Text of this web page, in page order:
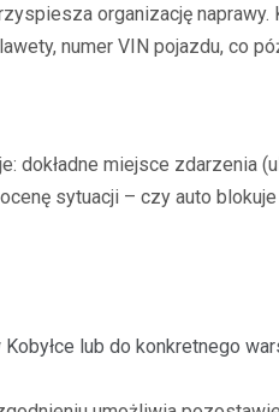
organizację
numer VIN pojazdu, co
miejsce zdarzenia
sytuacji – czy auto
lub do konkretnego